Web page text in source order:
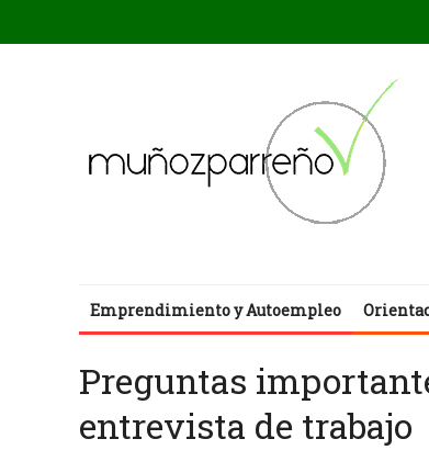
Emprendimiento y Autoempleo
Preguntas
entrevista de trabajo